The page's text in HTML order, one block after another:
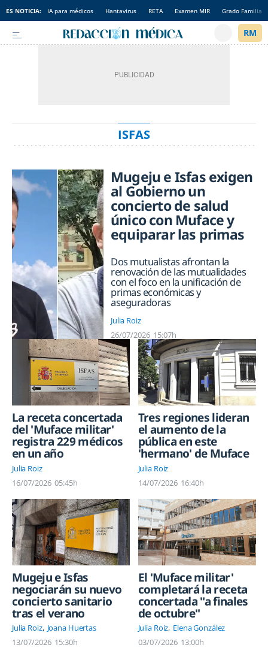
ES NOTICIA: IA para médicos Hantavirus RETA Examen MIR Grado Familia
ISFAS
Mugeju e Isfas exigen
al Gobierno un
concierto de salud
único con Muface y
equiparar las primas
Dos mutualistas afrontan la
renovación de las mutualidades
con el foco en la unificación de
primas económicas y
aseguradoras
Julia Roiz
26/07/2026 15:07h
La receta concertada
del 'Muface militar'
registra 229 médicos
en un año
Julia Roiz
16/07/2026 05:45h
Tres regiones lideran
el aumento de la
pública en este
'hermano' de Muface
Julia Roiz
14/07/2026 16:40h
Mugeju e Isfas
negociarán su nuevo
concierto sanitario
tras el verano
Julia Roiz Joana Huertas
13/07/2026 15:30h
El 'Muface militar'
completará la receta
concertada "a finales
de octubre"
Julia Roiz Elena González
03/07/2026 13:00h